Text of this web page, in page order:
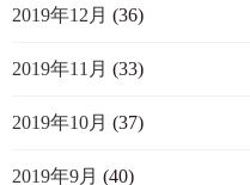
2019年12月 (36)
2019年11月 (33)
2019年10月 (37)
2019年9月 (40)